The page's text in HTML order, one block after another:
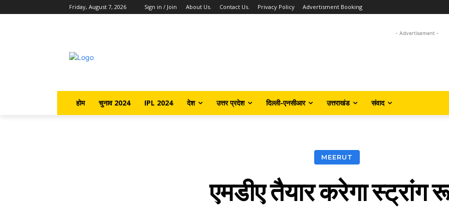
Friday, August 7, 2026 Sign in / Join About Us. Contact Us. Privacy Policy Advertisment Booking
- Advertisement -
होम चुनाव 2024 IPL 2024 देश उत्तर प्रदेश दिल्ली-एनसीआर उत्तराखंड संवाद
MEERUT
एमडीए तैयार करेगा स्ट्रांग